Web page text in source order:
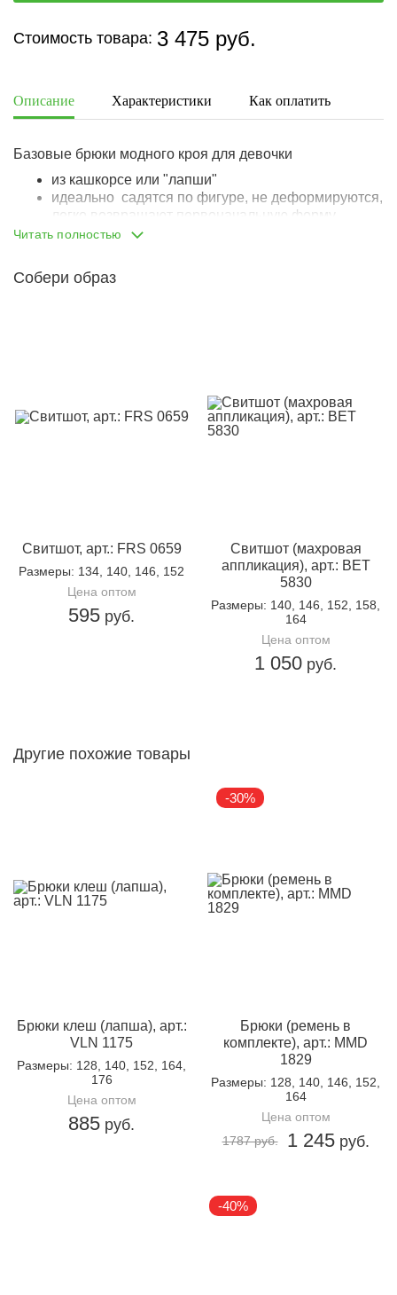
Стоимость товара: 3 475 руб.
Описание Характеристики Как оплатить
Базовые брюки модного кроя для девочки
из кашкорсе или "лапши"
идеально садятся по фигуре, не деформируются,
легко возвращают первоначальную форму
материал не закатывается
на широкой, комфортной резинке
резинка не давит
Читать полностью
Собери образ
Свитшот, арт.: FRS 0659
Размеры: 134, 140, 146, 152
Цена оптом
595 руб.
Свитшот (махровая
аппликация), арт.: BET
5830
Размеры: 140, 146, 152, 158,
164
Цена оптом
1 050 руб.
Другие похожие товары
Брюки клеш (лапша), арт.:
VLN 1175
Размеры: 128, 140, 152, 164,
176
Цена оптом
885 руб.
-30%
Брюки (ремень в
комплекте), арт.: MMD
1829
Размеры: 128, 140, 146, 152,
164
Цена оптом
1787 руб.
1 245руб.
-40%